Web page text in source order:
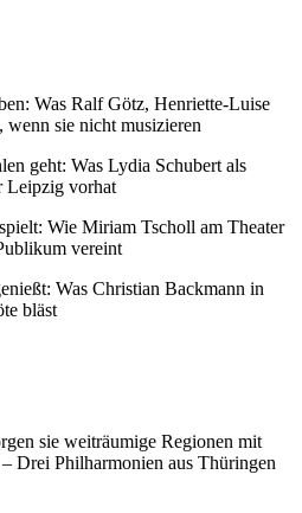
Was Ralf Götz, Henriette-Luise
sie nicht musizieren
geht: Was Lydia Schubert als
Leipzig vorhat
Wie Miriam Tscholl am Theater
vereint
Was Christian Backmann in
bläst
sie weiträumige Regionen mit
Drei Philharmonien aus Thüringen